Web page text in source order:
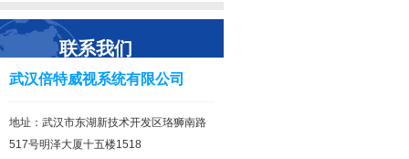
联系我们
武汉倍特威视系统有限公司
地址：武汉市东湖新技术开发区珞狮南路
517号明泽大厦十五楼1518